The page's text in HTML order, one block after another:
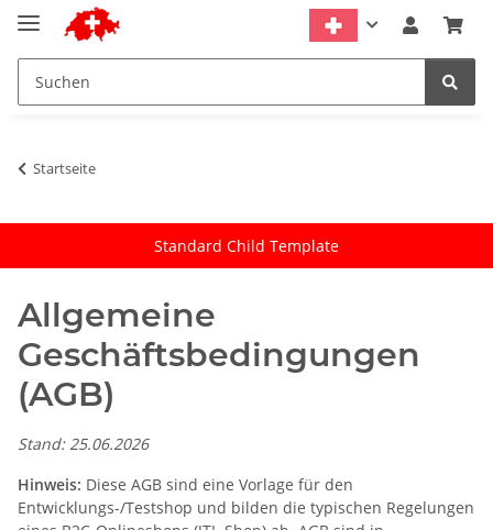
Startseite
Standard Child Template
Allgemeine
Geschäftsbedingungen
(AGB)
Stand: 25.06.2026
Hinweis: Diese AGB sind eine Vorlage für den
Entwicklungs-/Testshop und bilden die typischen Regelungen